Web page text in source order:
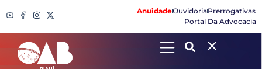
AnuidadeOuvidoriaPrerrogativas
Portal Da Advocacia
Search